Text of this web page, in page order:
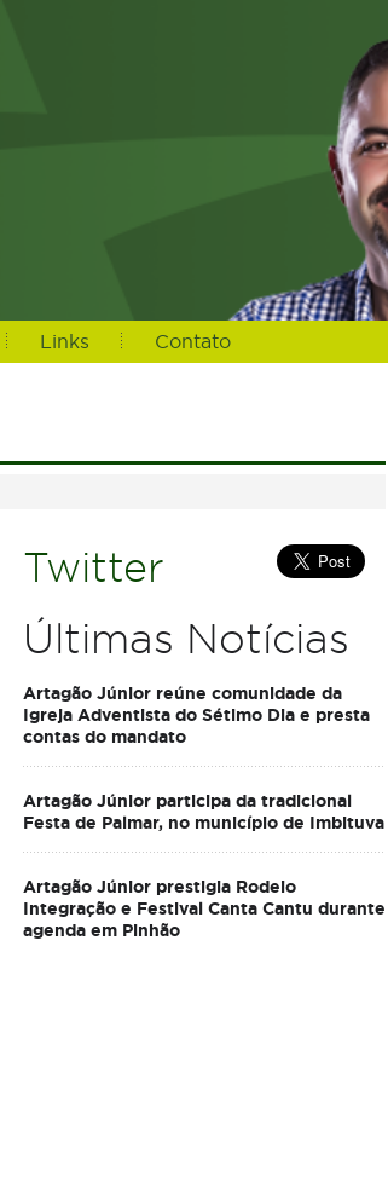
Links Contato
Twitter
Últimas Notícias
Artagão Júnior reúne comunidade da
Igreja Adventista do Sétimo Dia e presta
contas do mandato
Artagão Júnior participa da tradicional
Festa de Palmar, no município de Imbituva
Artagão Júnior prestigia Rodeio
Integração e Festival Canta Cantu durante
agenda em Pinhão